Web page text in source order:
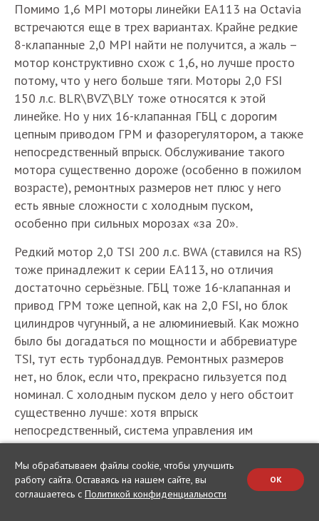
Помимо 1,6 MPI моторы линейки ЕА113 на Octavia
встречаются еще в трех вариантах. Крайне редкие
8-клапанные 2,0 MPI найти не получится, а жаль –
мотор конструктивно схож с 1,6, но лучше просто
потому, что у него больше тяги. Моторы 2,0 FSI
150 л.с. BLR\BVZ\BLY тоже относятся к этой
линейке. Но у них 16-клапанная ГБЦ с дорогим
цепным приводом ГРМ и фазорегулятором, а также
непосредственный впрыск. Обслуживание такого
мотора существенно дороже (особенно в пожилом
возрасте), ремонтных размеров нет плюс у него
есть явные сложности с холодным пуском,
особенно при сильных морозах «за 20».
Редкий мотор 2,0 TSI 200 л.с. BWA (ставился на RS)
тоже принадлежит к серии ЕА113, но отличия
достаточно серьёзные. ГБЦ тоже 16-клапанная и
привод ГРМ тоже цепной, как на 2,0 FSI, но блок
цилиндров чугунный, а не алюминиевый. Как можно
было бы догадаться по мощности и аббревиатуре
TSI, тут есть турбонаддув. Ремонтных размеров
нет, но блок, если что, прекрасно гильзуется под
номинал. С холодным пуском дело у него обстоит
существенно лучше: хотя впрыск
непосредственный, система управления им
совершенно другая, более удачная. BWA очень
любят тюнеры – потенциал по форсированию у
него даже выше, чем у более поздних моторов 2,0
TSI ЕА888.
Мы обрабатываем файлы cookie, чтобы улучшить
работу сайта. Оставаясь на нашем сайте, вы
соглашаетесь с Политикой конфиденциальности
OK